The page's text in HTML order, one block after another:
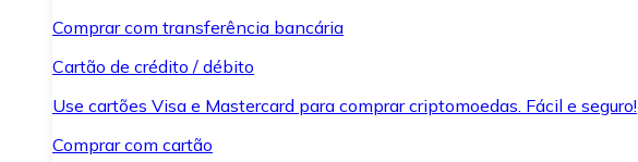
Comprar com transferência bancária
Cartão de crédito / débito
Use cartões Visa e Mastercard para comprar criptomoedas. Fácil e seguro!
Comprar com cartão